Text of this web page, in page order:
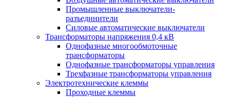
Промышленные выключатели-
разъединители
Силовые автоматические выключатели
Трансформаторы напряжения 0,4 кВ
Однофазные многообмоточные
трансформаторы
Однофазные трансформаторы управления
Трехфазные трансформаторы управления
Электротехнические клеммы
Проходные клеммы